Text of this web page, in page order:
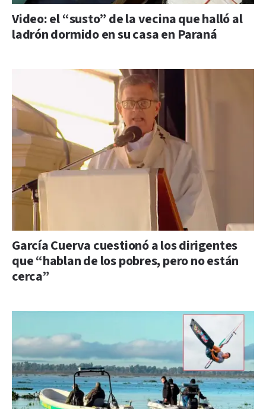
Video: el “susto” de la vecina que halló al
ladrón dormido en su casa en Paraná
García Cuerva cuestionó a los dirigentes
que “hablan de los pobres, pero no están
cerca”